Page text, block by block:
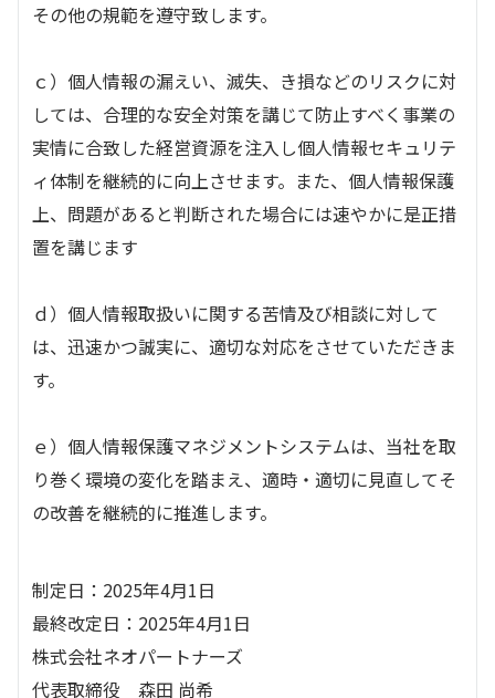
その他の規範を遵守致します。
ｃ）個人情報の漏えい、滅失、き損などのリスクに対
しては、合理的な安全対策を講じて防止すべく事業の
実情に合致した経営資源を注入し個人情報セキュリテ
ィ体制を継続的に向上させます。また、個人情報保護
上、問題があると判断された場合には速やかに是正措
置を講じます
ｄ）個人情報取扱いに関する苦情及び相談に対して
は、迅速かつ誠実に、適切な対応をさせていただきま
す。
ｅ）個人情報保護マネジメントシステムは、当社を取
り巻く環境の変化を踏まえ、適時・適切に見直してそ
の改善を継続的に推進します。
制定日：2025年4月1日
最終改定日：2025年4月1日
株式会社ネオパートナーズ
代表取締役 森田 尚希